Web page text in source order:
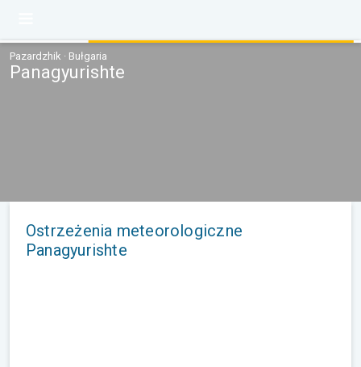
Pazardzhik · Bułgaria
Panagyurishte
Ostrzeżenia meteorologiczne
Panagyurishte